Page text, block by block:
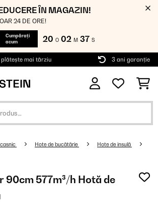
ÎN MAGAZIN!
24 DE ORE!
Cumpărați
acum
20 O 02 M 36 S
mai târziu 3 ani garanție
Hote de bucătărie Hote de insulă
90cm 577m³/h Hotă de